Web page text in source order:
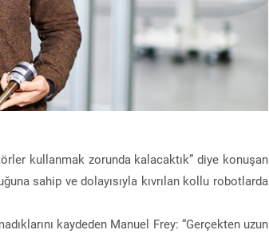
kullanmak zorunda kalacaktık” diye konuşan
sahip ve dolayısıyla kıvrılan kollu robotlarda
kaydeden Manuel Frey: “Gerçekten uzun